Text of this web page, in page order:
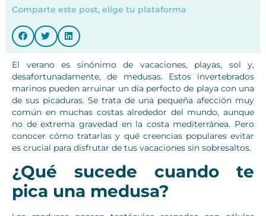
Comparte este post, elige tu plataforma
El verano es sinónimo de vacaciones, playas, sol y,
desafortunadamente, de medusas. Estos invertebrados
marinos pueden arruinar un día perfecto de playa con una
de sus picaduras. Se trata de una pequeña afección muy
común en muchas costas alrededor del mundo, aunque
no de extrema gravedad en la costa mediterránea. Pero
conocer cómo tratarlas y qué creencias populares evitar
es crucial para disfrutar de tus vacaciones sin sobresaltos.
¿Qué sucede cuando te
pica una medusa?